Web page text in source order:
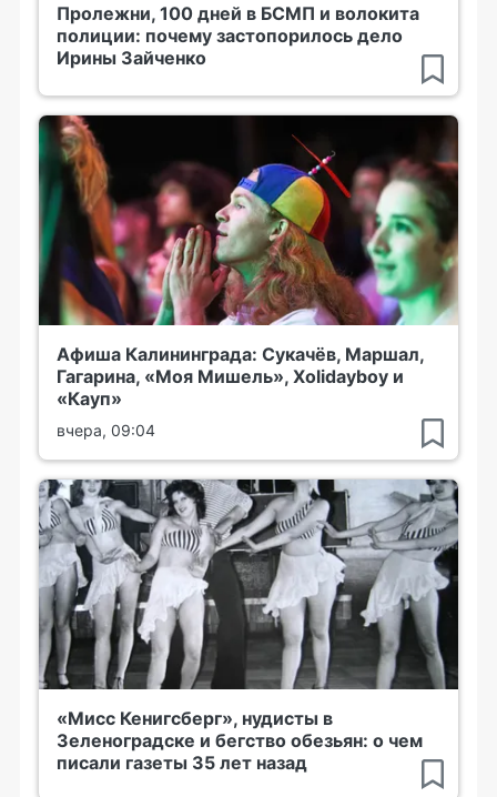
Пролежни, 100 дней в БСМП и волокита
полиции: почему застопорилось дело
Ирины Зайченко
Афиша Калининграда: Сукачёв, Маршал,
Гагарина, «Моя Мишель», Xolidayboy и
«Кауп»
вчера, 09:04
«Мисс Кенигсберг», нудисты в
Зеленоградске и бегство обезьян: о чем
писали газеты 35 лет назад